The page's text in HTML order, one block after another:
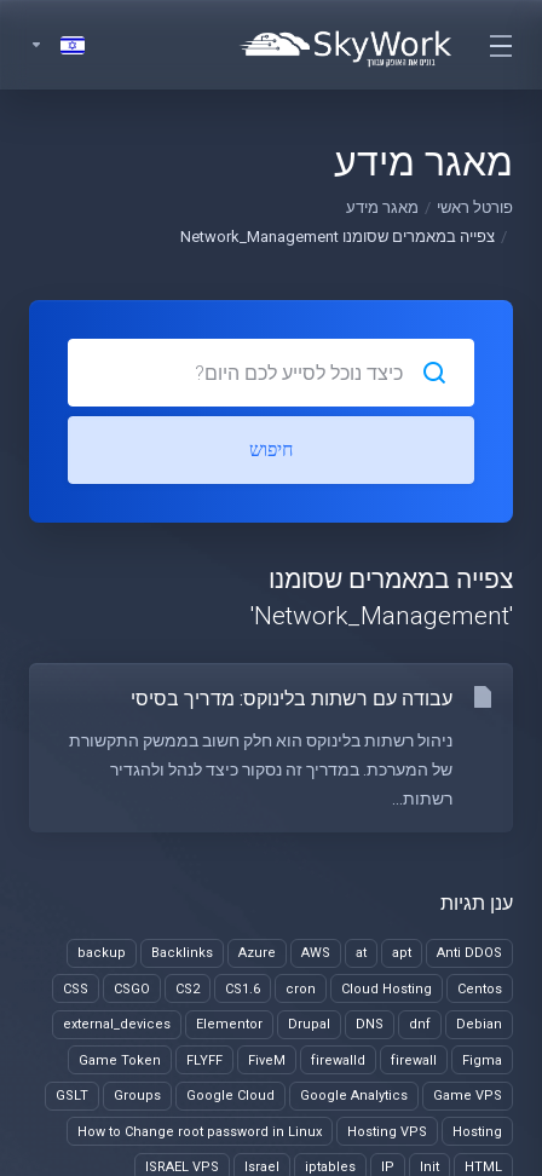
מאגר מידע
פורטל ראשי
מאגר מידע
צפייה במאמרים שסומנו Network_Management
ענן תגיות
Anti DDOS
apt
at
AWS
Azure
Backlinks
backup
Centos
Cloud Hosting
cron
CS1.6
CS2
CSGO
CSS
Debian
dnf
DNS
Drupal
Elementor
external_devices
Figma
firewall
firewalld
FiveM
FLYFF
Game Token
Game VPS
Google Analytics
Google Cloud
Groups
GSLT
Hosting
Hosting VPS
How to Change root password in Linux
HTML
Init
IP
iptables
Israel
ISRAEL VPS
חיפוש
צפייה במאמרים שסומנו
'Network_Management'
עבודה עם רשתות בלינוקס: מדריך בסיסי
ניהול רשתות בלינוקס הוא חלק חשוב בממשק התקשורת
של המערכת. במדריך זה נסקור כיצד לנהל ולהגדיר
רשתות...